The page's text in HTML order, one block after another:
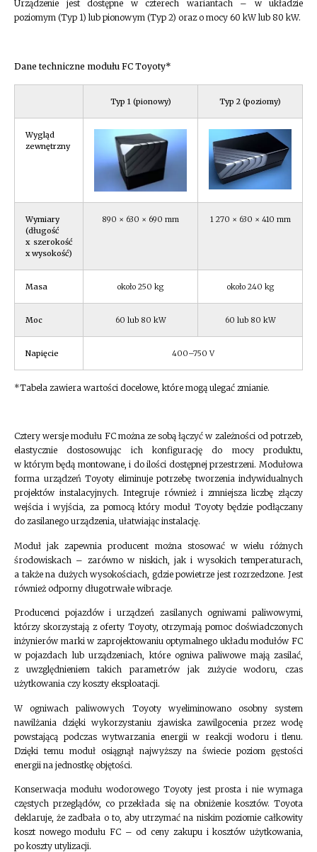
Urządzenie jest dostępne w czterech wariantach – w układzie
poziomym (Typ 1) lub pionowym (Typ 2) oraz o mocy 60 kW lub 80 kW.
Dane techniczne modułu FC Toyoty*
Typ 1 (pionowy) Typ 2 (poziomy)
Wygląd
zewnętrzny
Wymiary
(długość
x szerokość
x wysokość)
890 × 630 × 690 mm 1 270 × 630 × 410 mm
Masa około 250 kg około 240 kg
Moc 60 lub 80 kW 60 lub 80 kW
Napięcie 400–750 V
*Tabela zawiera wartości docelowe, które mogą ulegać zmianie.
Cztery wersje modułu FC można ze sobą łączyć w zależności od potrzeb,
elastycznie dostosowując ich konfigurację do mocy produktu,
w którym będą montowane, i do ilości dostępnej przestrzeni. Modułowa
forma urządzeń Toyoty eliminuje potrzebę tworzenia indywidualnych
projektów instalacyjnych. Integruje również i zmniejsza liczbę złączy
wejścia i wyjścia, za pomocą który moduł Toyoty będzie podłączany
do zasilanego urządzenia, ułatwiając instalację.
Moduł jak zapewnia producent można stosować w wielu różnych
środowiskach – zarówno w niskich, jak i wysokich temperaturach,
a także na dużych wysokościach, gdzie powietrze jest rozrzedzone. Jest
również odporny długotrwałe wibracje.
Producenci pojazdów i urządzeń zasilanych ogniwami paliwowymi,
którzy skorzystają z oferty Toyoty, otrzymają pomoc doświadczonych
inżynierów marki w zaprojektowaniu optymalnego układu modułów FC
w pojazdach lub urządzeniach, które ogniwa paliwowe mają zasilać,
z uwzględnieniem takich parametrów jak zużycie wodoru, czas
użytkowania czy koszty eksploatacji.
W ogniwach paliwowych Toyoty wyeliminowano osobny system
nawilżania dzięki wykorzystaniu zjawiska zawilgocenia przez wodę
powstającą podczas wytwarzania energii w reakcji wodoru i tlenu.
Dzięki temu moduł osiągnął najwyższy na świecie poziom gęstości
energii na jednostkę objętości.
Konserwacja modułu wodorowego Toyoty jest prosta i nie wymaga
częstych przeglądów, co przekłada się na obniżenie kosztów. Toyota
deklaruje, że zadbała o to, aby utrzymać na niskim poziomie całkowity
koszt nowego modułu FC – od ceny zakupu i kosztów użytkowania,
po koszty utylizacji.